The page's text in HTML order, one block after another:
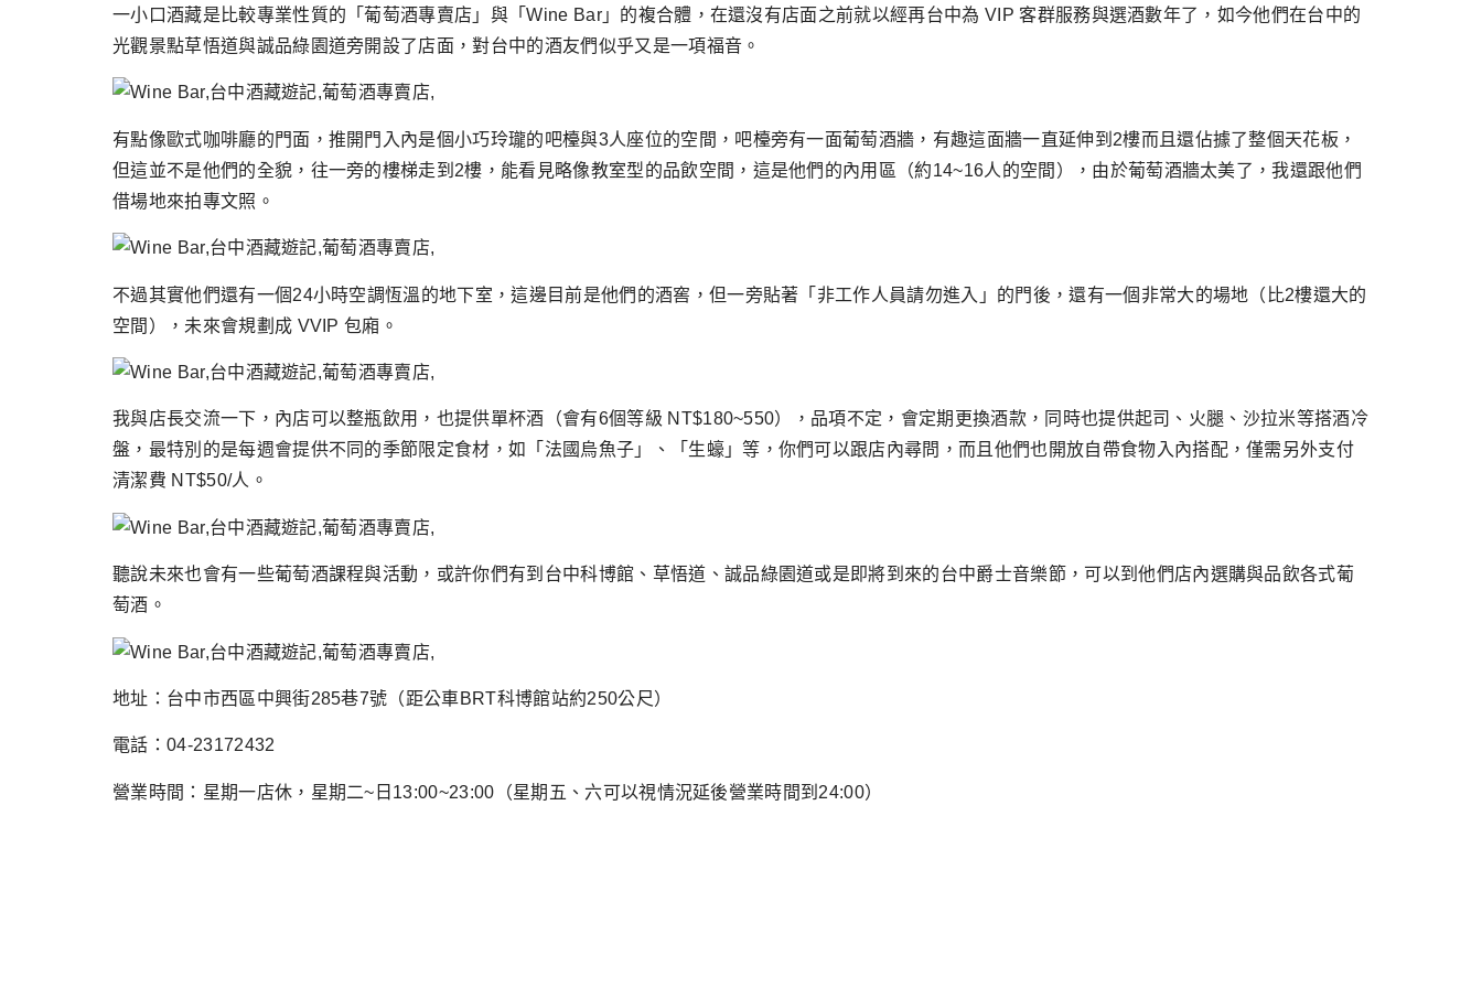
一小口酒藏是比較專業性質的「葡萄酒專賣店」與「Wine Bar」的複合體，在還沒有店面之前就以經再台中為 VIP 客群服務與選酒數年了，如今他們在台中的
光觀景點草悟道與誠品綠園道旁開設了店面，對台中的酒友們似乎又是一項福音。
有點像歐式咖啡廳的門面，推開門入內是個小巧玲瓏的吧檯與3人座位的空間，吧檯旁有一面葡萄酒牆，有趣這面牆一直延伸到2樓而且還佔據了整個天花板，
但這並不是他們的全貌，往一旁的樓梯走到2樓，能看見略像教室型的品飲空間，這是他們的內用區（約14~16人的空間），由於葡萄酒牆太美了，我還跟他們
借場地來拍專文照。
不過其實他們還有一個24小時空調恆溫的地下室，這邊目前是他們的酒窖，但一旁貼著「非工作人員請勿進入」的門後，還有一個非常大的場地（比2樓還大的
空間），未來會規劃成 VVIP 包廂。
我與店長交流一下，內店可以整瓶飲用，也提供單杯酒（會有6個等級 NT$180~550），品項不定，會定期更換酒款，同時也提供起司、火腿、沙拉米等搭酒冷
盤，最特別的是每週會提供不同的季節限定食材，如「法國烏魚子」、「生蠔」等，你們可以跟店內尋問，而且他們也開放自帶食物入內搭配，僅需另外支付
清潔費 NT$50/人。
聽說未來也會有一些葡萄酒課程與活動，或許你們有到台中科博館、草悟道、誠品綠園道或是即將到來的台中爵士音樂節，可以到他們店內選購與品飲各式葡
萄酒。
地址：台中市西區中興街285巷7號（距公車BRT科博館站約250公尺）
電話：04-23172432
營業時間：星期一店休，星期二~日13:00~23:00（星期五、六可以視情況延後營業時間到24:00）